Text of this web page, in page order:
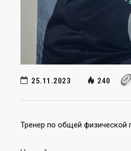
25.11.2023 240
Тренер по общей физической